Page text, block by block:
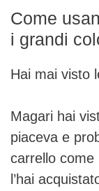
Come
i grandi
Hai mai visto
Magari hai
piaceva e
carrello come
l’hai